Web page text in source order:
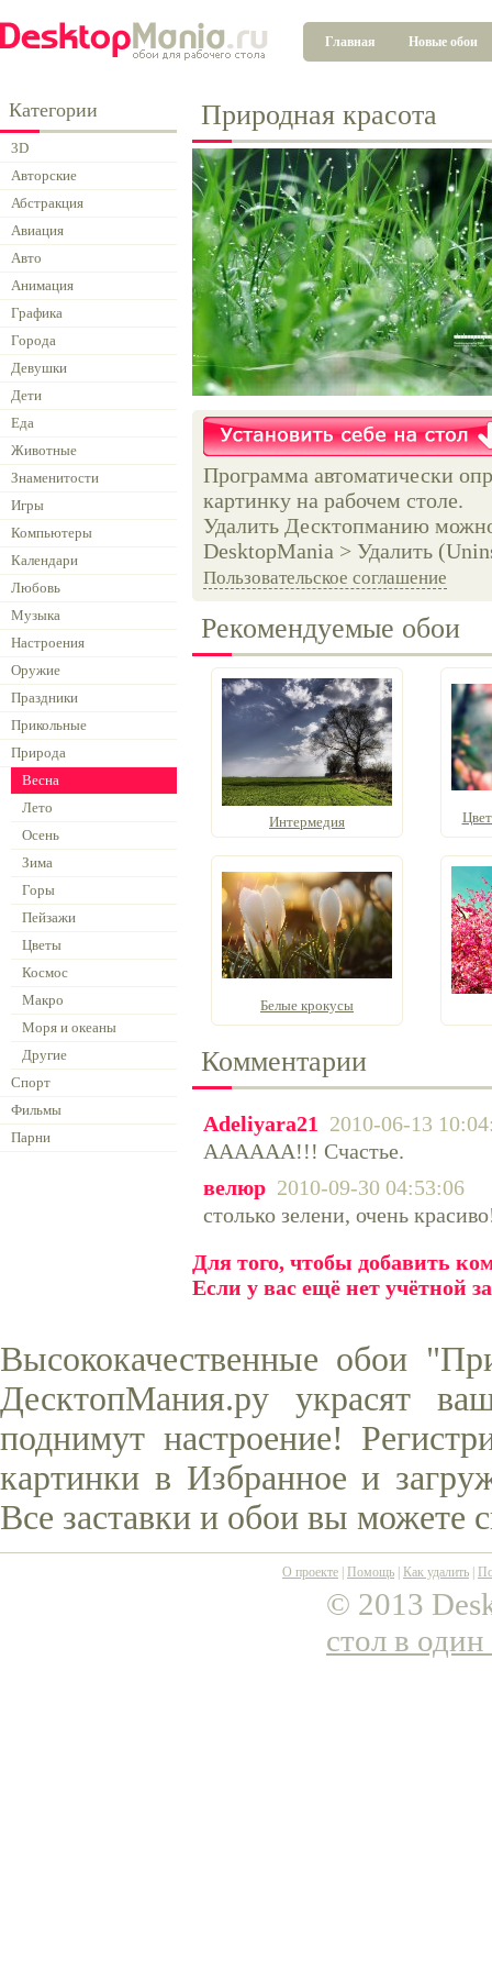
Главная Новые обои
Категории
3D
Авторские
Абстракция
Авиация
Авто
Анимация
Графика
Города
Девушки
Дети
Еда
Животные
Знаменитости
Игры
Компьютеры
Календари
Любовь
Музыка
Настроения
Оружие
Праздники
Прикольные
Природа
Весна
Лето
Осень
Зима
Горы
Пейзажи
Цветы
Космос
Макро
Моря и океаны
Другие
Спорт
Фильмы
Парни
Природная красота
Программа автоматически
картинку на рабочем столе.
Удалить Десктопманию
DesktopMania > Удалить
Пользовательское соглашение
Рекомендуемые обои
Интермедия
Белые крокусы
Комментарии
Adeliyara21
2010-06-13
АААААА!!! Счастье.
велюр 2010-09-30 04:53:06
столько зелени, очень
Для того, чтобы добавить
Если у вас ещё нет учётной
Высококачественные обои
ДесктопМания.ру украсят
поднимут настроение!
картинки в Избранное и
Все заставки и обои вы можете
О проекте Помощь Как удалить
© 2013
стол в